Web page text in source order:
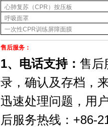
心肺复苏（CPR ）按压板
呼吸面罩
一次性CPR训练屏障面膜
售后服务：
1、电话支持： 售后
录，确认及存档，
迅速处理问题，用
后服务热线：+86-